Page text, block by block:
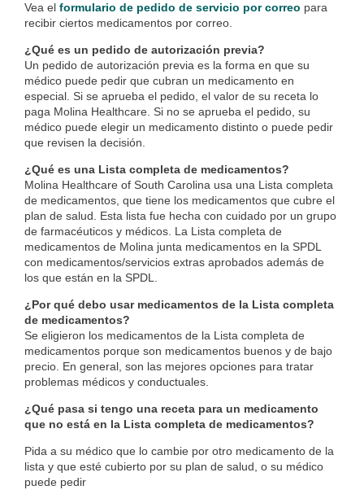
Vea el formulario de pedido de servicio por correo para
recibir ciertos medicamentos por correo.
¿Qué es un pedido de autorización previa?
Un pedido de autorización previa es la forma en que su
médico puede pedir que cubran un medicamento en
especial. Si se aprueba el pedido, el valor de su receta lo
paga Molina Healthcare. Si no se aprueba el pedido, su
médico puede elegir un medicamento distinto o puede pedir
que revisen la decisión.
¿Qué es una Lista completa de medicamentos?
Molina Healthcare of South Carolina usa una Lista completa
de medicamentos, que tiene los medicamentos que cubre el
plan de salud. Esta lista fue hecha con cuidado por un grupo
de farmacéuticos y médicos. La Lista completa de
medicamentos de Molina junta medicamentos en la SPDL
con medicamentos/servicios extras aprobados además de
los que están en la SPDL.
¿Por qué debo usar medicamentos de la Lista completa
de medicamentos?
Se eligieron los medicamentos de la Lista completa de
medicamentos porque son medicamentos buenos y de bajo
precio. En general, son las mejores opciones para tratar
problemas médicos y conductuales.
¿Qué pasa si tengo una receta para un medicamento
que no está en la Lista completa de medicamentos?
Pida a su médico que lo cambie por otro medicamento de la
lista y que esté cubierto por su plan de salud, o su médico
puede pedir